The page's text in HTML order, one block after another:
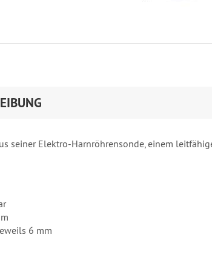
seiner Elektro-Harnröhrensonde, einem
6 mm